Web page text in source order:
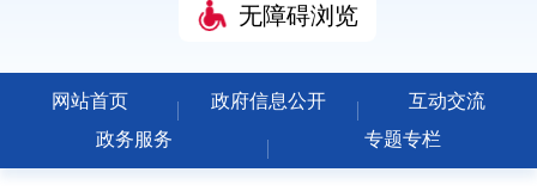
无障碍浏览
网站首页 政府信息公开
互动交流
政务服务
专题专栏